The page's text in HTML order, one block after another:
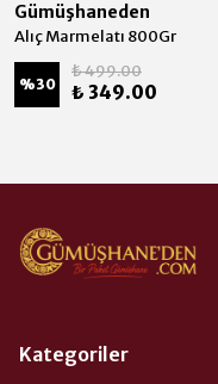
Gümüşhaneden
Alıç Marmelatı 800Gr
%30
₺ 499.00
₺ 349.00
Kategoriler